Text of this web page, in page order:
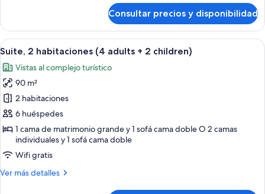
child)
2
habitaciones
(4
+
child)
Consultar precios y disponibilidad
Abrir
todas
las
fotos
de
Suite,
2
habitaciones
(4
adults
Una habitación de hotel con cama,
7
Suite, 2 habitaciones (4 adults + 2 children)
Vistas al complejo turístico
90 m²
2 habitaciones
6 huéspedes
1 cama de matrimonio grande y 1 sofá cama doble O 2 camas
individuales y 1 sofá cama doble
Wifi gratis
Ver más detalles
Más